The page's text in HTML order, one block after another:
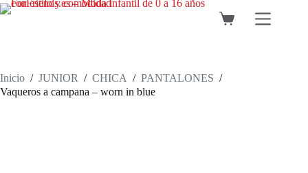
Saltar
al
Carro
Inicio / JUNIOR / CHICA / PANTALONES /
Vaqueros a campana – worn in blue